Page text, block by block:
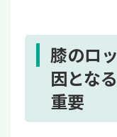
膝のロ
因とな
重要